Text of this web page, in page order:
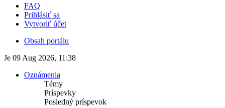
FAQ
Prihlásiť sa
Vytvoriť účet
Obsah portálu
Je 09 Aug 2026, 11:38
Oznámenia
Témy
Príspevky
Posledný príspevok